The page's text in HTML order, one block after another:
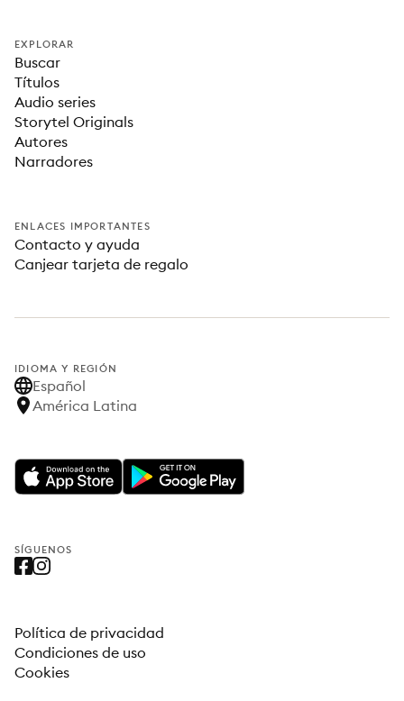
EXPLORAR
Buscar
Títulos
Audio series
Storytel Originals
Autores
Narradores
ENLACES IMPORTANTES
Contacto y ayuda
Canjear tarjeta de regalo
IDIOMA Y REGIÓN
Español
América Latina
SÍGUENOS
Política de privacidad
Condiciones de uso
Cookies